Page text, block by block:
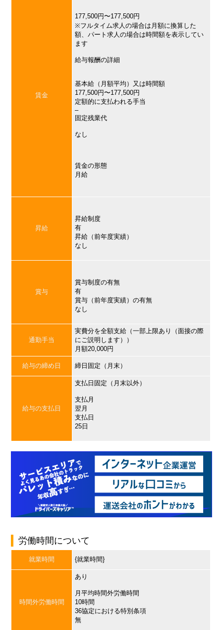
賃金
177,500円〜177,500円
※フルタイム求人の場合は月額に換算した
額、パート求人の場合は時間額を表示してい
ます
給与報酬の詳細
基本給（月額平均）又は時間額
177,500円〜177,500円
定額的に支払われる手当
–
固定残業代
なし
賃金の形態
月給
昇給
昇給制度
有
昇給（前年度実績）
なし
賞与
賞与制度の有無
有
賞与（前年度実績）の有無
なし
通勤手当
実費分を全額支給（一部上限あり（面接の際
にご説明します））
月額20,000円
給与の締め日 締日固定（月末）
給与の支払日
支払日固定（月末以外）
支払月
翌月
支払日
25日
労働時間について
就業時間 {就業時間}
時間外労働時間
あり
月平均時間外労働時間
10時間
36協定における特別条項
無